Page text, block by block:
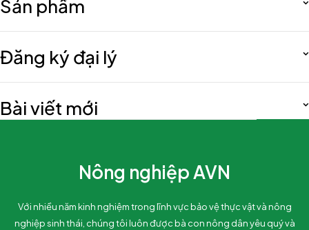
Sản phẩm
Đăng ký đại lý
Bài viết mới
Nông nghiệp AVN
Với nhiều năm kinh nghiệm trong lĩnh vực bảo vệ thực vật và nông
nghiệp sinh thái, chúng tôi luôn được bà con nông dân yêu quý và